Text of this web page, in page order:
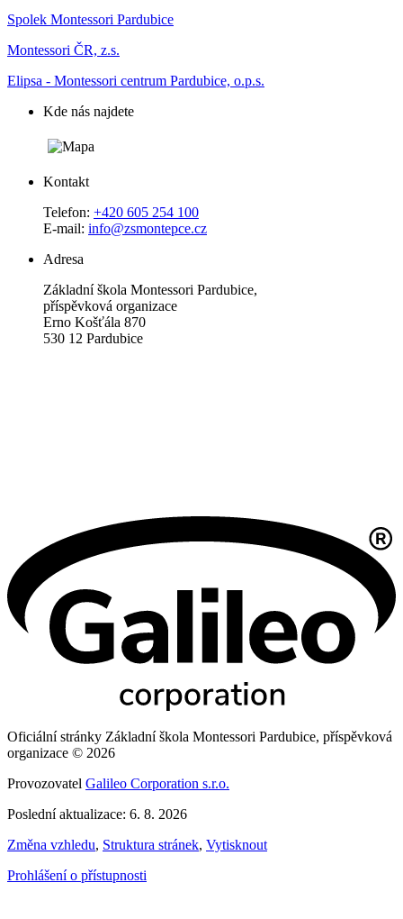
Spolek Montessori Pardubice
Montessori ČR, z.s.
Elipsa - Montessori centrum Pardubice, o.p.s.
Kde nás najdete
Kontakt
Telefon: +420 605 254 100
E-mail: info@zsmontepce.cz
Adresa
Základní škola Montessori Pardubice,
příspěvková organizace
Erno Košťála 870
530 12 Pardubice
Oficiální stránky Základní škola Montessori Pardubice, příspěvková
organizace © 2026
Provozovatel Galileo Corporation s.r.o.
Poslední aktualizace: 6. 8. 2026
Změna vzhledu, Struktura stránek, Vytisknout
Prohlášení o přístupnosti